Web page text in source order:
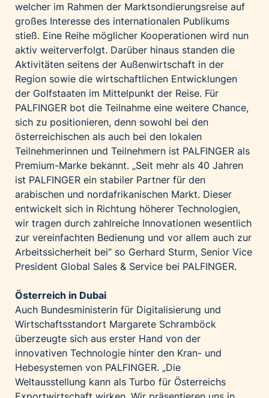
welcher im Rahmen der Marktsondierungsreise auf
großes Interesse des internationalen Publikums
stieß. Eine Reihe möglicher Kooperationen wird nun
aktiv weiterverfolgt. Darüber hinaus standen die
Aktivitäten seitens der Außenwirtschaft in der
Region sowie die wirtschaftlichen Entwicklungen
der Golfstaaten im Mittelpunkt der Reise. Für
PALFINGER bot die Teilnahme eine weitere Chance,
sich zu positionieren, denn sowohl bei den
österreichischen als auch bei den lokalen
Teilnehmerinnen und Teilnehmern ist PALFINGER als
Premium-Marke bekannt. „Seit mehr als 40 Jahren
ist PALFINGER ein stabiler Partner für den
arabischen und nordafrikanischen Markt. Dieser
entwickelt sich in Richtung höherer Technologien,
wir tragen durch zahlreiche Innovationen wesentlich
zur vereinfachten Bedienung und vor allem auch zur
Arbeitssicherheit bei“ so Gerhard Sturm, Senior Vice
President Global Sales & Service bei PALFINGER.
Österreich in Dubai
Auch Bundesministerin für Digitalisierung und
Wirtschaftsstandort Margarete Schramböck
überzeugte sich aus erster Hand von der
innovativen Technologie hinter den Kran- und
Hebesystemen von PALFINGER. „Die
Weltausstellung kann als Turbo für Österreichs